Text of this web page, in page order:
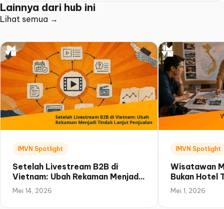
Lainnya dari hub ini
Lihat semua →
IMVN Spotlight
Setelah Livestream B2B di
Vietnam: Ubah Rekaman Menjadi
Tindak Lanjut Penjualan
Mei 14, 2026
IMVN Spotlight
Wisatawan
Bukan Hotel
Kampanye
Vietnam
Mei 1, 2026